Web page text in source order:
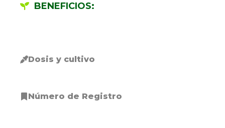
Dosis y cultivo
Número de Registro
BENEFICIOS: